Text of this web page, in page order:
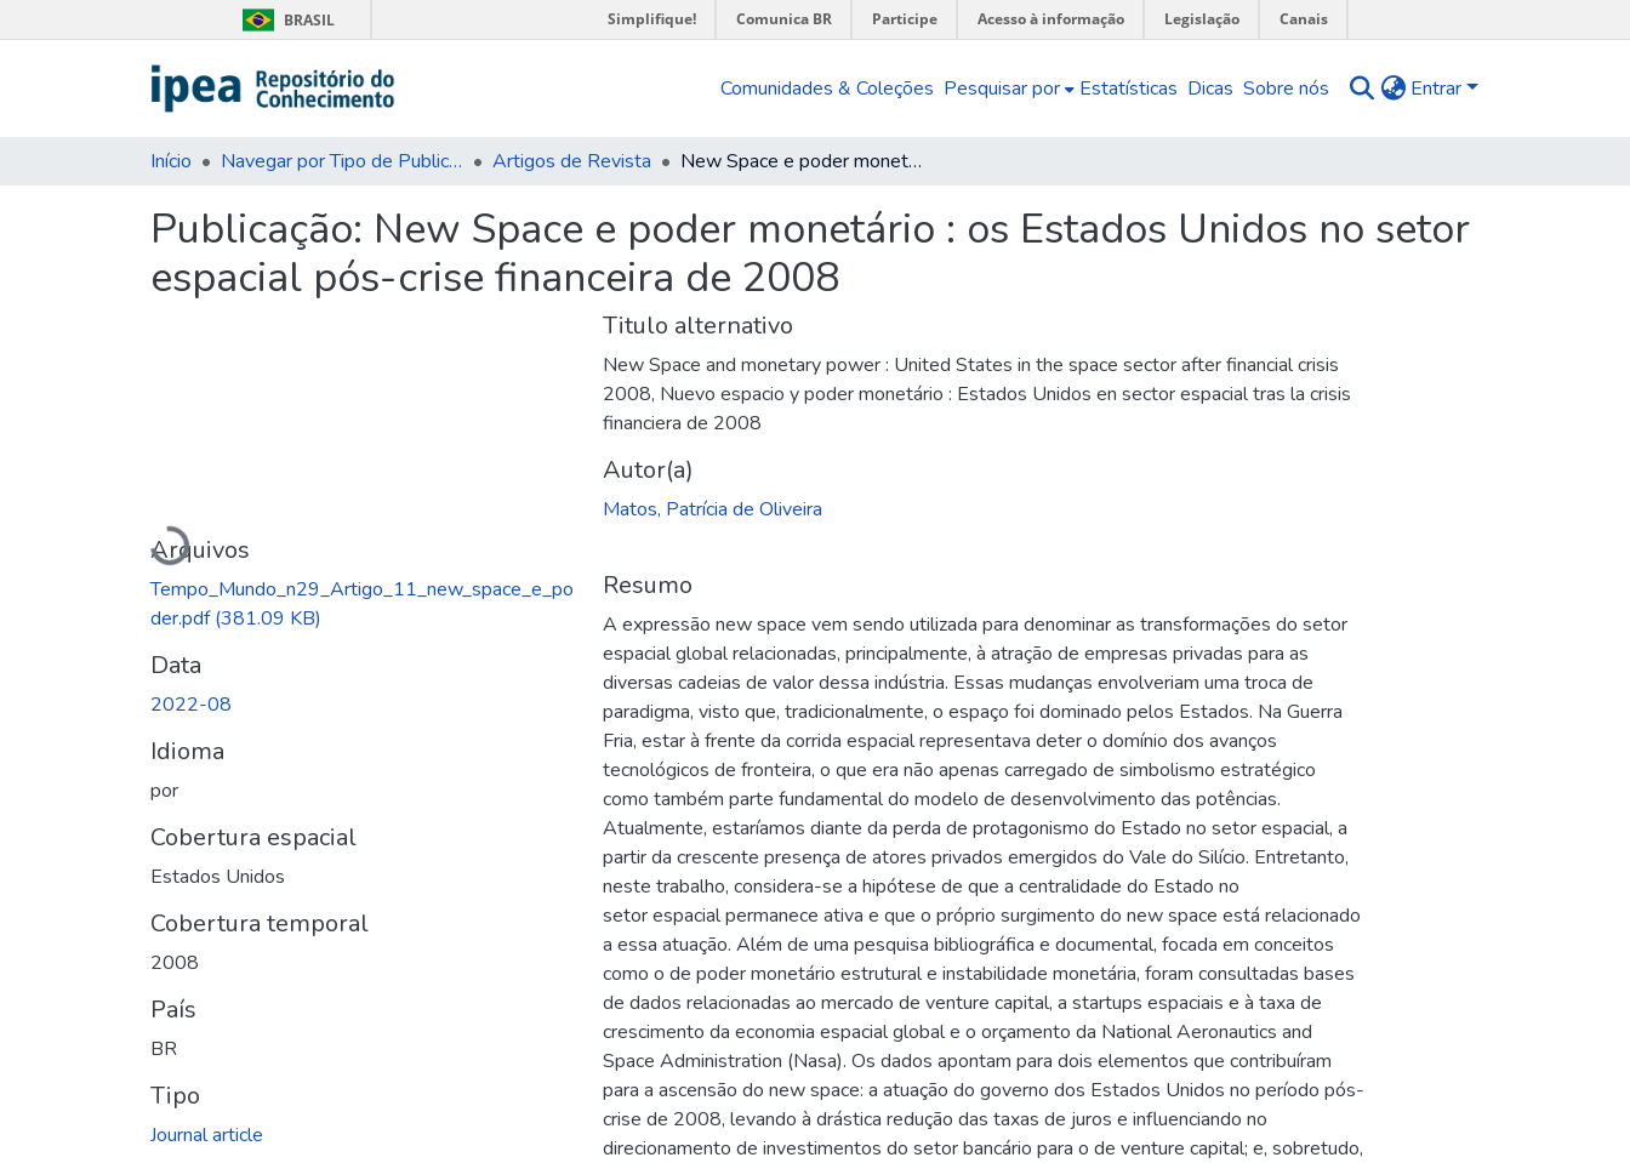
BRASIL Simplifique! Comunica BR Participe Acesso à informação Legislação Canais
Comunidades & Coleções Pesquisar por Estatísticas Dicas Sobre nós Entrar
Início Navegar por Tipo de Publicação Artigos de Revista New Space e poder monetário : os Estados Unidos no setor espacial pós-crise financeira de 2008
Publicação: New Space e poder monetário : os Estados Unidos no setor
espacial pós-crise financeira de 2008
Carregando...
Arquivos
Tempo_Mundo_n29_Artigo_11_new_space_e_po
der.pdf(381.09 KB)
Data
2022-08
Idioma
por
Cobertura espacial
Estados Unidos
Cobertura temporal
2008
País
BR
Tipo
Journal article
Titulo alternativo
New Space and monetary power : United States in the space sector after financial crisis
2008, Nuevo espacio y poder monetário : Estados Unidos en sector espacial tras la crisis
financiera de 2008
Autor(a)
Matos, Patrícia de Oliveira
Resumo
A expressão new space vem sendo utilizada para denominar as transformações do setor
espacial global relacionadas, principalmente, à atração de empresas privadas para as
diversas cadeias de valor dessa indústria. Essas mudanças envolveriam uma troca de
paradigma, visto que, tradicionalmente, o espaço foi dominado pelos Estados. Na Guerra
Fria, estar à frente da corrida espacial representava deter o domínio dos avanços
tecnológicos de fronteira, o que era não apenas carregado de simbolismo estratégico
como também parte fundamental do modelo de desenvolvimento das potências.
Atualmente, estaríamos diante da perda de protagonismo do Estado no setor espacial, a
partir da crescente presença de atores privados emergidos do Vale do Silício. Entretanto,
neste trabalho, considera-se a hipótese de que a centralidade do Estado no
setor espacial permanece ativa e que o próprio surgimento do new space está relacionado
a essa atuação. Além de uma pesquisa bibliográfica e documental, focada em conceitos
como o de poder monetário estrutural e instabilidade monetária, foram consultadas bases
de dados relacionadas ao mercado de venture capital, a startups espaciais e à taxa de
crescimento da economia espacial global e o orçamento da National Aeronautics and
Space Administration (Nasa). Os dados apontam para dois elementos que contribuíram
para a ascensão do new space: a atuação do governo dos Estados Unidos no período pós-
crise de 2008, levando à drástica redução das taxas de juros e influenciando no
direcionamento de investimentos do setor bancário para o de venture capital; e, sobretudo,